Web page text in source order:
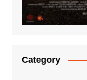
Category